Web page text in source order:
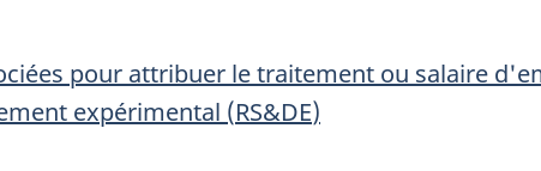
pour attribuer le traitement ou salaire
expérimental (RS&DE)